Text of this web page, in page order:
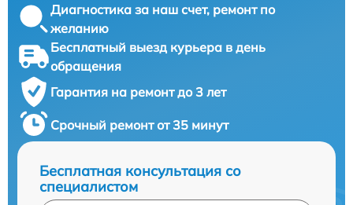
Диагностика за наш счет, ремонт по
желанию
Бесплатный выезд курьера в день
обращения
Гарантия на ремонт до 3 лет
Срочный ремонт от 35 минут
Бесплатная консультация со
специалистом